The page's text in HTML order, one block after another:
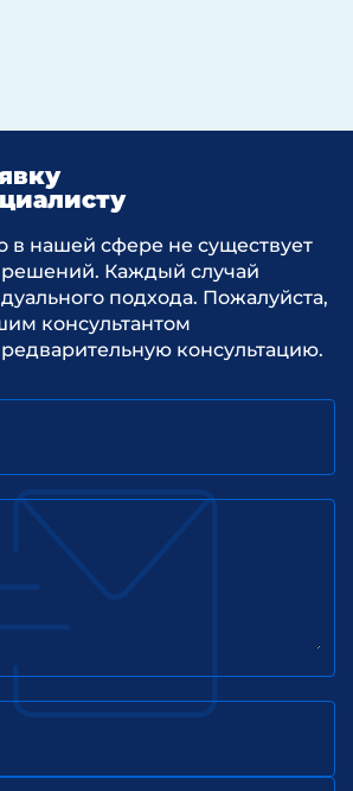
в нашей сфере не существует
Каждый случай
подхода. Пожалуйста,
консультантом
консультацию.